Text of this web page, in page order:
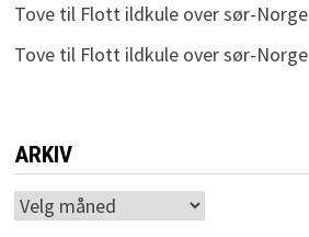
Tovetil Flott ildkule over sør-Norge
Tovetil Flott ildkule over sør-Norge
ARKIV
Arkiv